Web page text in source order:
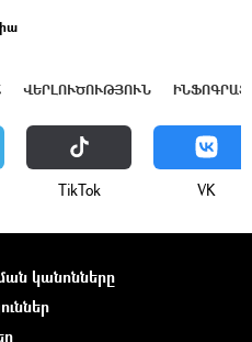
ՎԵՐԼՈՒԾՈՒԹՅՈՒՆ
ТikТоk VK
կանոնները